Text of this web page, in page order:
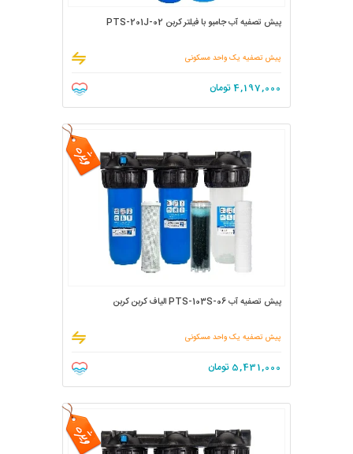
پیش تصفیه آب جامبو با فیلتر کربن PTS-201J-02
پیش تصفیه یک واحد مسکونی
4,197,000 تومان
پیش تصفیه آب PTS-103S-06 الیاف کربن کربن
پیش تصفیه یک واحد مسکونی
5,431,000 تومان